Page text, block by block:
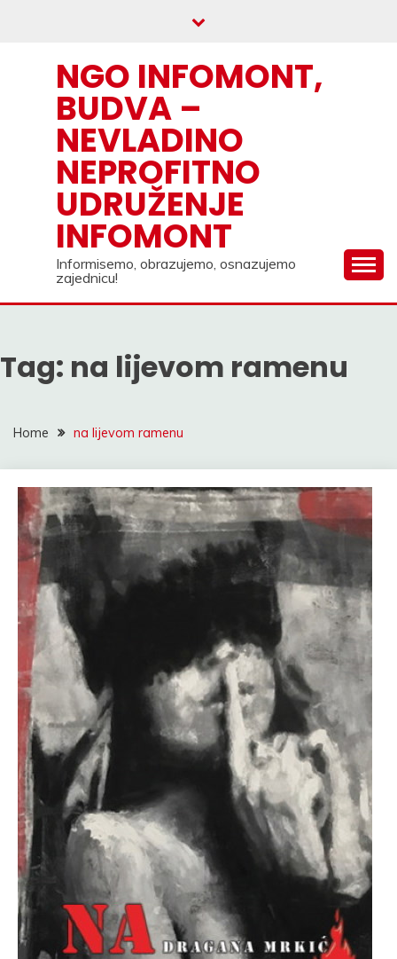
NGO INFOMONT,
BUDVA –
NEVLADINO
NEPROFITNO
UDRUŽENJE
INFOMONT
Informisemo, obrazujemo, osnazujemo
zajednicu!
Tag: na lijevom ramenu
Home na lijevom ramenu